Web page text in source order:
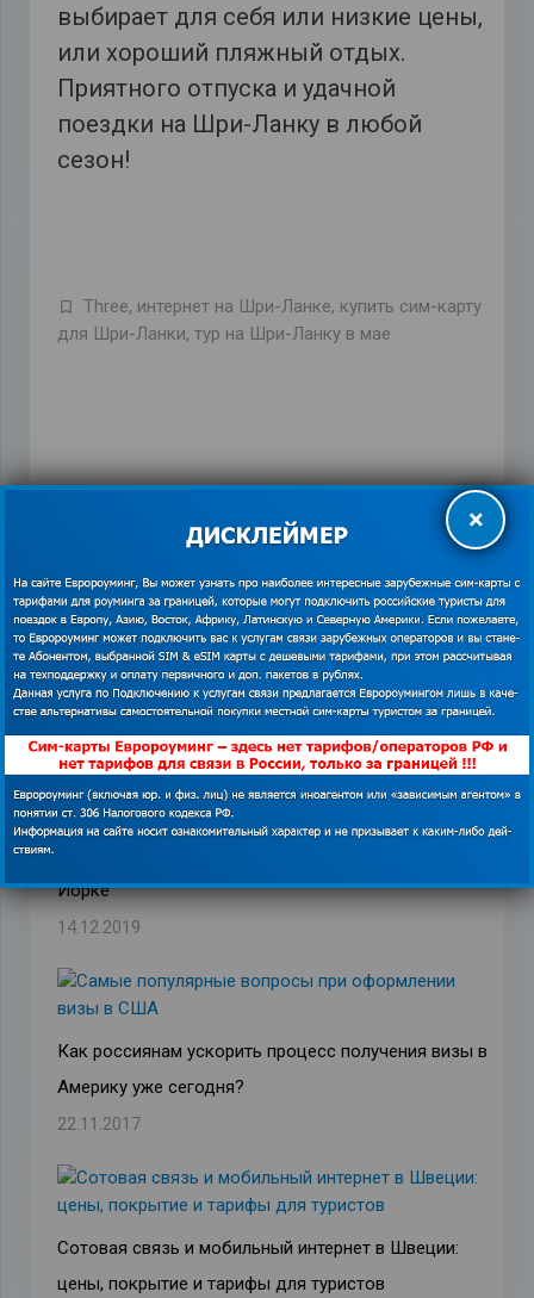
выбирает для себя или низкие цены,
или хороший пляжный отдых.
Приятного отпуска и удачной
поездки на Шри-Ланку в любой
сезон!
Three, интернет на Шри-Ланке, купить сим-карту
для Шри-Ланки, тур на Шри-Ланку в мае
ПРЕДЫДУЩАЯ ЗАПИСЬ СЛЕДУЮЩАЯ ЗАПИСЬ
Похожие записи
Йорке
14.12.2019
Как россиянам ускорить процесс получения визы в
Америку уже сегодня?
22.11.2017
Сотовая связь и мобильный интернет в Швеции:
цены, покрытие и тарифы для туристов
×